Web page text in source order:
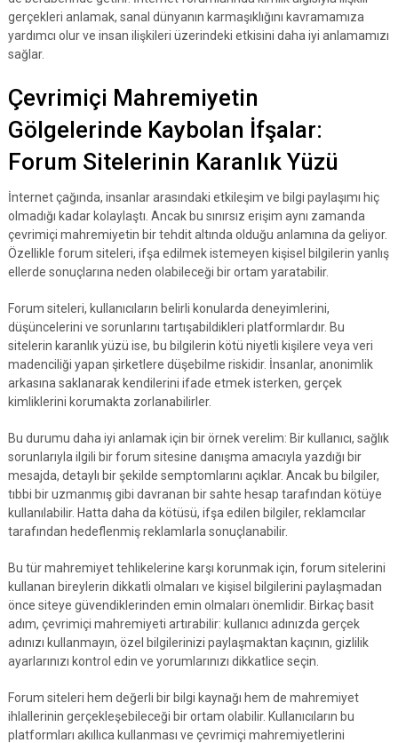
gerçekleri anlamak, sanal dünyanın karmaşıklığını kavramamıza
yardımcı olur ve insan ilişkileri üzerindeki etkisini daha iyi anlamamızı
sağlar.
Çevrimiçi Mahremiyetin
Gölgelerinde Kaybolan İfşalar:
Forum Sitelerinin Karanlık Yüzü
İnternet çağında, insanlar arasındaki etkileşim ve bilgi paylaşımı hiç
olmadığı kadar kolaylaştı. Ancak bu sınırsız erişim aynı zamanda
çevrimiçi mahremiyetin bir tehdit altında olduğu anlamına da geliyor.
Özellikle forum siteleri, ifşa edilmek istemeyen kişisel bilgilerin yanlış
ellerde sonuçlarına neden olabileceği bir ortam yaratabilir.
Forum siteleri, kullanıcıların belirli konularda deneyimlerini,
düşüncelerini ve sorunlarını tartışabildikleri platformlardır. Bu
sitelerin karanlık yüzü ise, bu bilgilerin kötü niyetli kişilere veya veri
madenciliği yapan şirketlere düşebilme riskidir. İnsanlar, anonimlik
arkasına saklanarak kendilerini ifade etmek isterken, gerçek
kimliklerini korumakta zorlanabilirler.
Bu durumu daha iyi anlamak için bir örnek verelim: Bir kullanıcı, sağlık
sorunlarıyla ilgili bir forum sitesine danışma amacıyla yazdığı bir
mesajda, detaylı bir şekilde semptomlarını açıklar. Ancak bu bilgiler,
tıbbi bir uzmanmış gibi davranan bir sahte hesap tarafından kötüye
kullanılabilir. Hatta daha da kötüsü, ifşa edilen bilgiler, reklamcılar
tarafından hedeflenmiş reklamlarla sonuçlanabilir.
Bu tür mahremiyet tehlikelerine karşı korunmak için, forum sitelerini
kullanan bireylerin dikkatli olmaları ve kişisel bilgilerini paylaşmadan
önce siteye güvendiklerinden emin olmaları önemlidir. Birkaç basit
adım, çevrimiçi mahremiyeti artırabilir: kullanıcı adınızda gerçek
adınızı kullanmayın, özel bilgilerinizi paylaşmaktan kaçının, gizlilik
ayarlarınızı kontrol edin ve yorumlarınızı dikkatlice seçin.
Forum siteleri hem değerli bir bilgi kaynağı hem de mahremiyet
ihlallerinin gerçekleşebileceği bir ortam olabilir. Kullanıcıların bu
platformları akıllıca kullanması ve çevrimiçi mahremiyetlerini